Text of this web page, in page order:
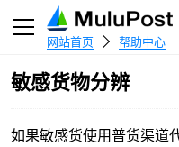
网站首页 帮助中心
敏感货物分辨
如果敏感货使用普货渠道